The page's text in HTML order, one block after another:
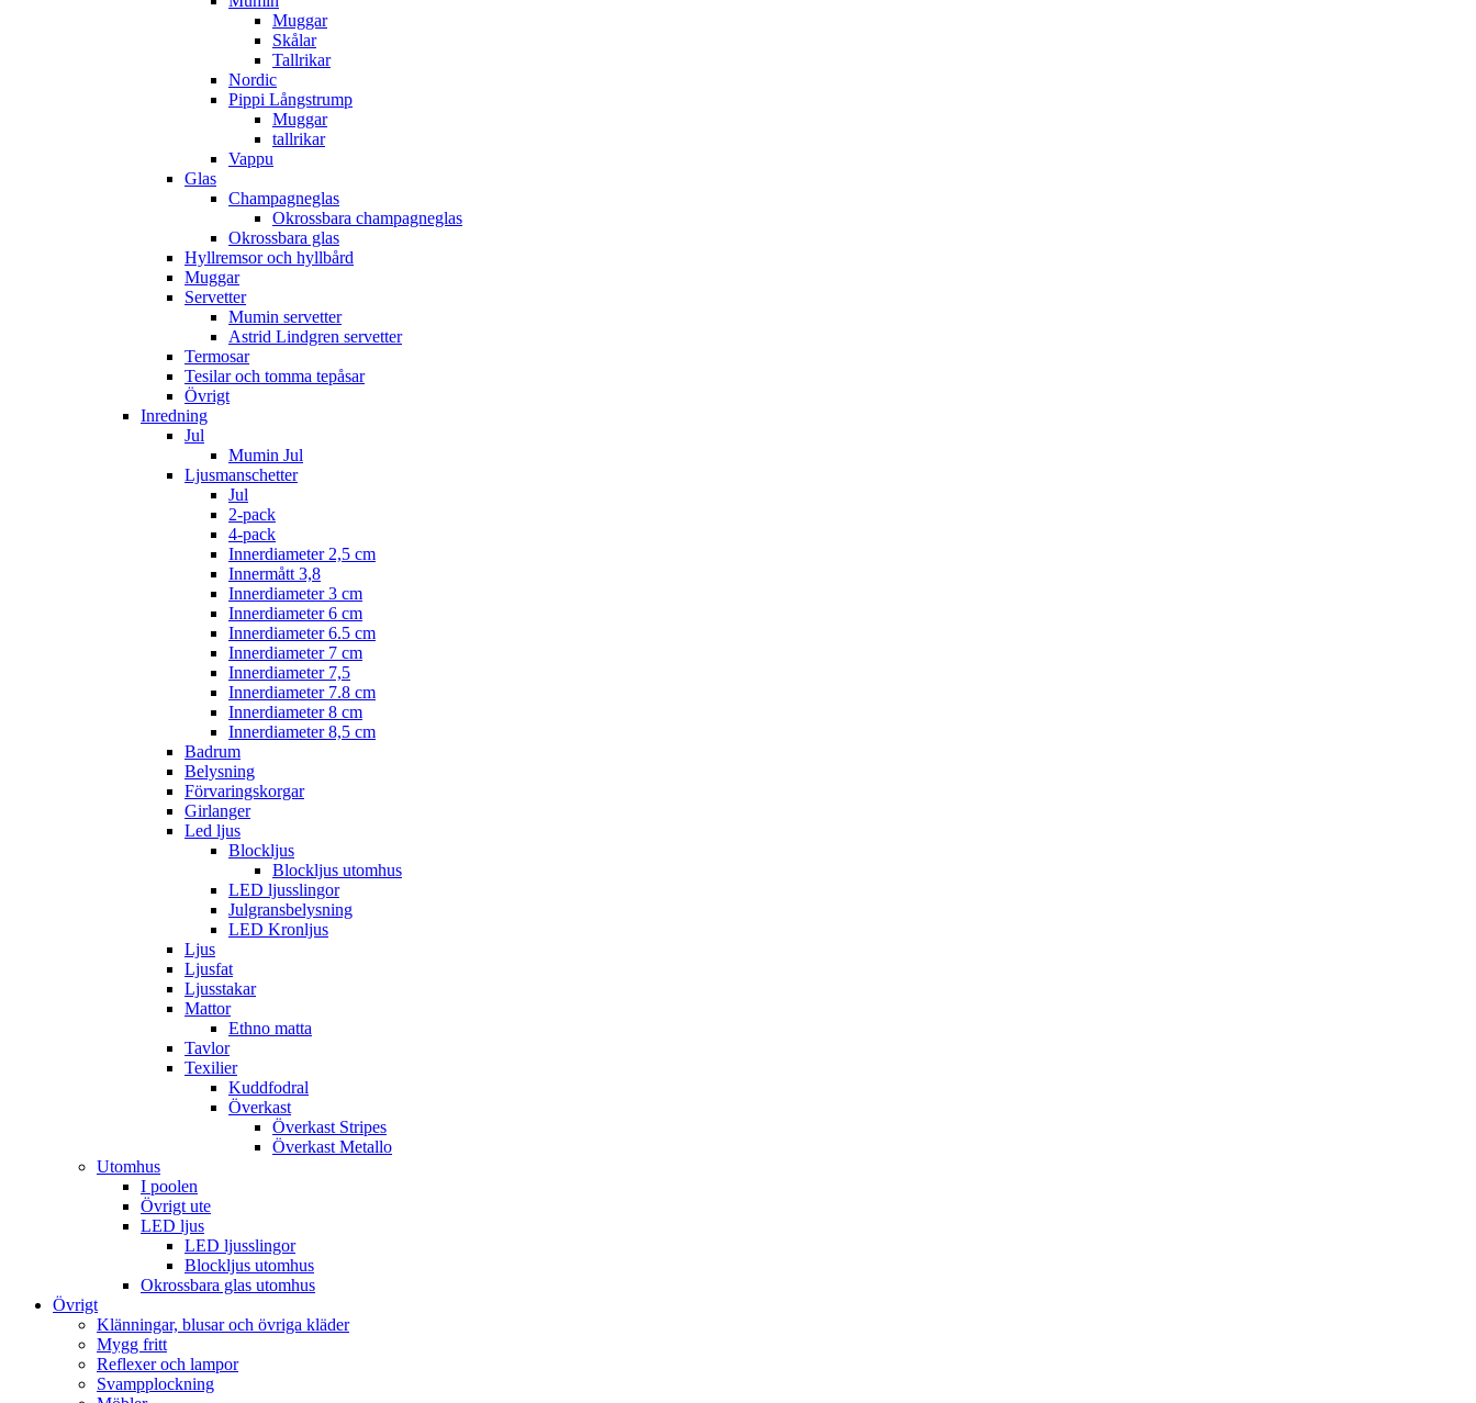
Muggar
Skålar
Tallrikar
Nordic
Pippi Långstrump
Muggar
tallrikar
Vappu
Glas
Champagneglas
Okrossbara champagneglas
Okrossbara glas
Hyllremsor och hyllbård
Muggar
Servetter
Mumin servetter
Astrid Lindgren servetter
Termosar
Tesilar och tomma tepåsar
Övrigt
Inredning
Jul
Mumin Jul
Ljusmanschetter
Jul
2-pack
4-pack
Innerdiameter 2,5 cm
Innermått 3,8
Innerdiameter 3 cm
Innerdiameter 6 cm
Innerdiameter 6.5 cm
Innerdiameter 7 cm
Innerdiameter 7,5
Innerdiameter 7.8 cm
Innerdiameter 8 cm
Innerdiameter 8,5 cm
Badrum
Belysning
Förvaringskorgar
Girlanger
Led ljus
Blockljus
Blockljus utomhus
LED ljusslingor
Julgransbelysning
LED Kronljus
Ljus
Ljusfat
Ljusstakar
Mattor
Ethno matta
Tavlor
Texilier
Kuddfodral
Överkast
Överkast Stripes
Överkast Metallo
Utomhus
I poolen
Övrigt ute
LED ljus
LED ljusslingor
Blockljus utomhus
Okrossbara glas utomhus
Övrigt
Klänningar, blusar och övriga kläder
Mygg fritt
Reflexer och lampor
Svampplockning